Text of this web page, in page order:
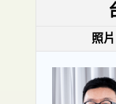
照片